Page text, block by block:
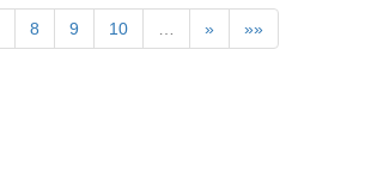
8 9 10 … » »»